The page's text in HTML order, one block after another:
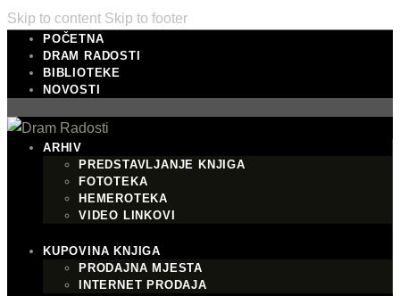
Skip to content Skip to footer
POČETNA
DRAM RADOSTI
BIBLIOTEKE
NOVOSTI
ARHIV
PREDSTAVLJANJE KNJIGA
FOTOTEKA
HEMEROTEKA
VIDEO LINKOVI
KUPOVINA KNJIGA
PRODAJNA MJESTA
INTERNET PRODAJA